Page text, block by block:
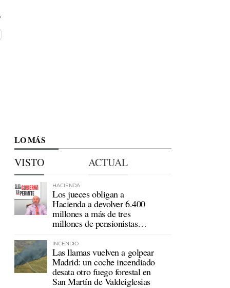
LO MÁS
VISTO ACTUAL
HACIENDA
Los jueces obligan a
Hacienda a devolver 6.400
millones a más de tres
millones de pensionistas
INCENDIO
Las llamas vuelven a golpear
Madrid: un coche incendiado
desata otro fuego forestal en
San Martín de Valdeiglesias